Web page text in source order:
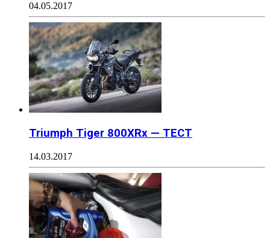
04.05.2017
Triumph Tiger 800XRx — ТЕСТ
14.03.2017